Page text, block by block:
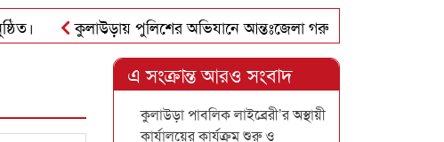
কুলাউড়ায় পুলিশের অভিযানে আন্তঃজেলা গরুচোর চক্রের ৬ সদস্য
কুলাউড়ায় পাবলিক লাইব্রেরি পুনঃস্থাপনের দাবিতে ইউএনও বরাবর
এ সংক্রান্ত আরও সংবাদ
কুলাউড়া পাবলিক লাইব্রেরী’র অস্থায়ী
কার্যালয়ের কার্যক্রম শুরু ও